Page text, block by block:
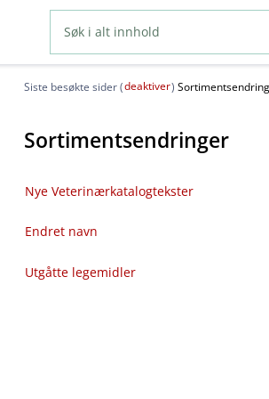
Siste besøkte sider (deaktiver)
Sortimentsendringer
Nye Veterinærkatalogtekster
Endret navn
Utgåtte legemidler